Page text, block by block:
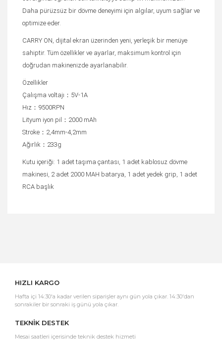
Daha pürüzsüz bir dövme deneyimi için algılar, uyum sağlar ve
optimize eder.
CARRY ON, dijital ekran üzerinden yeni, yerleşik bir menüye
sahiptir. Tüm özellikler ve ayarlar, maksimum kontrol için
doğrudan makinenizde ayarlanabilir.
Özellikler
Çalışma voltajı：5V-1A
Hız：9500RPN
Lityum iyon pil：2000 mAh
Stroke：2,4mm-4,2mm
Ağırlık：233g
Kutu içeriği: 1 adet taşıma çantası, 1 adet kablosuz dövme
makinesi, 2 adet 2000 MAH batarya, 1 adet yedek grip, 1 adet
RCA başlık
HIZLI KARGO
Hafta içi 14:30'a kadar verilen siparişler aynı gün yola çıkar. 14:30'dan
sonrakiler bir sonraki iş günü yola çıkar.
TEKNİK DESTEK
Mesai saatleri içerisinde teknik destek hizmeti